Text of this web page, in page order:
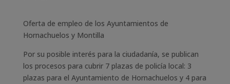
Oferta de empleo de los Ayuntamientos de
Hornachuelos y Montilla
Por su posible interés para la ciudadanía, se publican
los procesos para cubrir 7 plazas de policía local: 3
plazas para el Ayuntamiento de Hornachuelos y 4 para